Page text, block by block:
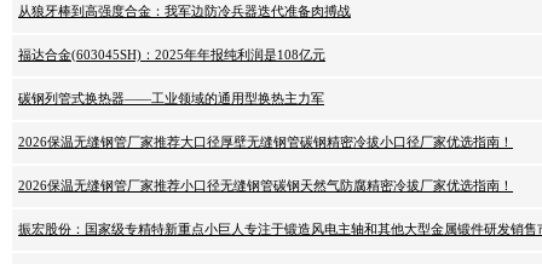
从狼牙棒到高强度合金：我军边防冷兵器迭代准备肉搏战
福达合金(603045SH)：2025年年报纯利润是108亿元
碳钢列管式换热器——工业领域的通用型换热主力军
2026保温无缝钢管厂家推荐大口径厚壁无缝钢管碳钢精密冷拔小口径厂家优选指南！
2026保温无缝钢管厂家推荐小口径无缝钢管碳钢天然气防腐精密冷拔厂家优选指南！
振宏股份：国家级专精特新重点小巨人专注于锻造风电主轴和其他大型金属锻件研发销售